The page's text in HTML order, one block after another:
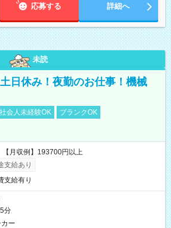
応募する 詳細へ
未読
日休み！夜勤のお仕事！機械
社会人未経験OK
ブランクOK
月収例】193700円以上
支給あり
支給有り
分
ー